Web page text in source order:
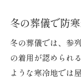
冬の葬儀で防
冬の葬儀では、参
の着用が認められ
ような寒冷地では